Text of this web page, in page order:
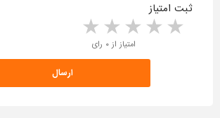
ثبت امتیاز
4 stars 3 stars 2 stars 1 star امتیاز از ۰ رای